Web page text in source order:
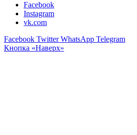
Facebook
Instagram
vk.com
Facebook Twitter WhatsApp Telegram
Кнопка «Наверх»